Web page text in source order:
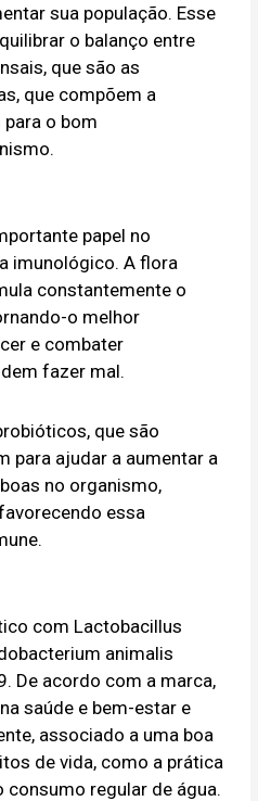
sua população. Esse
o balanço entre
que são as
que compõem a
o bom
papel no
imunológico. A flora
constantemente o
o melhor
e combater
fazer mal.
que são
para ajudar a aumentar a
no organismo,
essa
com Lactobacillus
animalis
De acordo com a marca,
saúde e bem-estar e
associado a uma boa
de vida, como a prática
regular de água.